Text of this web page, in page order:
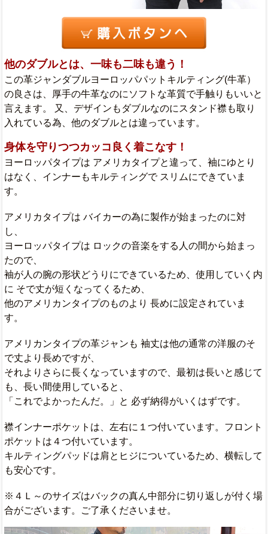
他のダブルとは、一味も二味も違う！
この革ジャンダブルヨーロッパパットキルティング(牛革）
の良さは、厚手の牛革なのにソフトな革質で手触りもいいと
言えます。 又、デザインもダブルなのにスタンド襟も取り
入れている為、他のダブルとは違っています。
身体を守りつつカッコ良く着こなす！
ヨーロッパタイプは アメリカタイプと違って、袖にゆとり
はなく、インナーもキルティングで スリムにできていま
す。
アメリカタイプは バイカーの為に製作が始まったのに対
し、
ヨーロッパタイプは ロックの音楽をする人の間から始まっ
たので、
袖が人の腕の形状どうりにできているため、使用していく内
に そで丈が短くなってくるため、
他のアメリカンタイプのものより 長めに設定されていま
す。
アメリカンタイプの革ジャンも 袖丈は他の通常の洋服のそ
で丈より長めですが、
それよりさらに長くなっていますので、最初は長いと感じて
も、長い間使用していると、
「これでよかったんだ。」と 必ず納得がいくはずです。
襟インナーポケットは、左右に１つ付いています。フロント
ポケットは４つ付いています。
キルティングパッドは肩とヒジについているため、横転して
も安心です。
※４Ｌ～のサイズはバックの真ん中部分に切り返しが付く場
合がございます。ご了承くださいませ。